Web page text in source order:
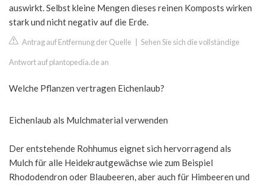
auswirkt. Selbst kleine Mengen dieses reinen Komposts wirken
stark und nicht negativ auf die Erde.
Antrag auf Entfernung der Quelle Sehen Sie sich die vollständige
Antwort auf plantopedia.de an
Welche Pflanzen vertragen Eichenlaub?
Eichenlaub als Mulchmaterial verwenden
Der entstehende Rohhumus eignet sich hervorragend als
Mulch für alle Heidekrautgewächse wie zum Beispiel
Rhododendron oder Blaubeeren, aber auch für Himbeeren und